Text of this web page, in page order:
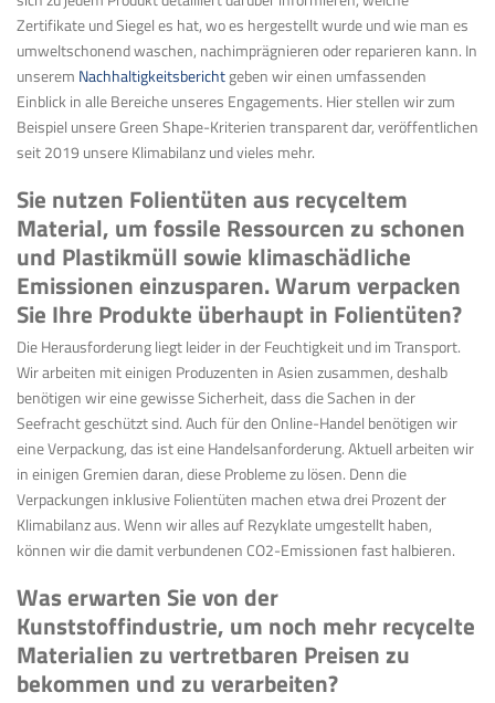
Zertifikate und Siegel es hat, wo es hergestellt wurde und wie man es
umweltschonend waschen, nachimprägnieren oder reparieren kann. In
unserem Nachhaltigkeitsberichtgeben wir einen umfassenden
Einblick in alle Bereiche unseres Engagements. Hier stellen wir zum
Beispiel unsere Green Shape-Kriterien transparent dar, veröffentlichen
seit 2019 unsere Klimabilanz und vieles mehr.
Sie nutzen Folientüten aus recyceltem
Material, um fossile Ressourcen zu schonen
und Plastikmüll sowie klimaschädliche
Emissionen einzusparen. Warum verpacken
Sie Ihre Produkte überhaupt in Folientüten?
Die Herausforderung liegt leider in der Feuchtigkeit und im Transport.
Wir arbeiten mit einigen Produzenten in Asien zusammen, deshalb
benötigen wir eine gewisse Sicherheit, dass die Sachen in der
Seefracht geschütztsind. Auch für den Online-Handel benötigen wir
eine Verpackung, das ist eine Handelsanforderung. Aktuell arbeiten wir
in einigen Gremien daran, diese Probleme zu lösen. Denn die
Verpackungen inklusive Folientüten machen etwa drei Prozent der
Klimabilanz aus. Wenn wir alles auf Rezyklate umgestellt haben,
könnenwir die damit verbundenen CO2-Emissionen fast halbieren.
Was erwarten Sie von der
Kunststoffindustrie, um noch mehr recycelte
Materialien zu vertretbaren Preisen zu
bekommen und zu verarbeiten?